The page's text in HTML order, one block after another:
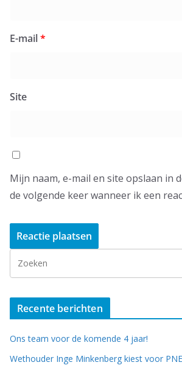
E-mail*
Site
Mijn naam, e-mail en site opslaan in
de volgende keer wanneer ik een
Recente berichten
Ons team voor de komende 4 jaar!
Wethouder Inge Minkenberg kiest voor